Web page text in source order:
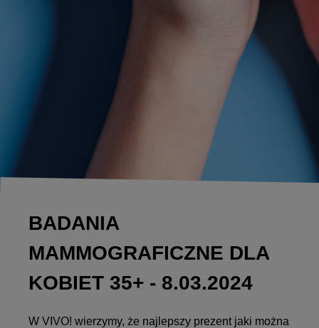
BADANIA
MAMMOGRAFICZNE DLA
KOBIET 35+ - 8.03.2024
W VIVO! wierzymy, że najlepszy prezent jaki można